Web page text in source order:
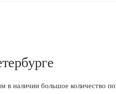
наличии большое количество